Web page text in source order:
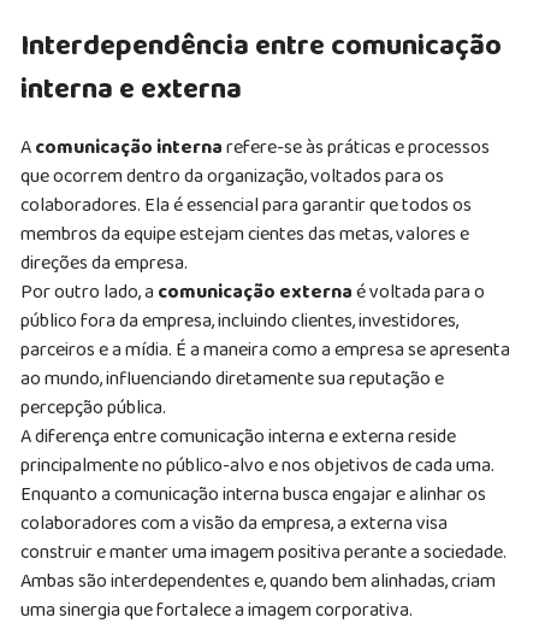
Interdependência entre comunicação
interna e externa
Acomunicação internarefere-se às práticas e processos
que ocorrem dentro da organização, voltados para os
colaboradores. Ela é essencial para garantir que todos os
membros da equipe estejam cientes das metas, valores e
direções da empresa.
Por outro lado, acomunicação externaé voltada para o
público fora da empresa, incluindo clientes, investidores,
parceiros e a mídia. É a maneira como a empresa se apresenta
ao mundo, influenciando diretamente sua reputação e
percepção pública.
A diferença entre comunicação interna e externa reside
principalmente no público-alvo e nos objetivos de cada uma.
Enquanto a comunicação interna busca engajar e alinhar os
colaboradores com a visão da empresa, a externa visa
construir e manter uma imagem positiva perante a sociedade.
Ambas são interdependentes e, quando bem alinhadas, criam
uma sinergia que fortalece a imagem corporativa.